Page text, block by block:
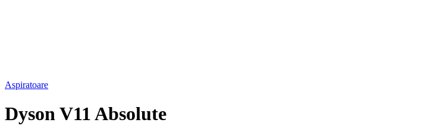
Aspiratoare
Dyson V11 Absolute